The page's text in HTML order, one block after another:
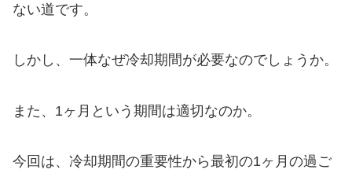
ない道です。
しかし、一体なぜ冷却期間が必要なのでしょうか。
また、1ヶ月という期間は適切なのか。
今回は、冷却期間の重要性から最初の1ヶ月の過ご